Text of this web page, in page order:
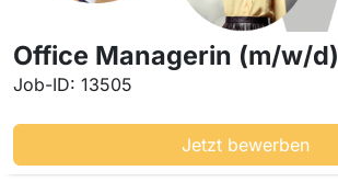
Office Managerin (m/w/d)
Job-ID: 13505
Jetzt bewerben